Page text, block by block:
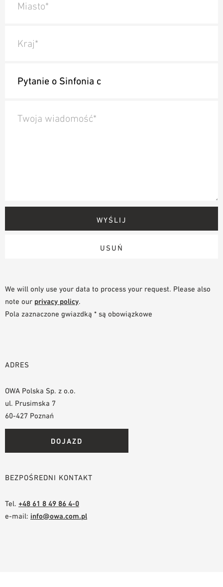
Miasto*
Kraj*
Twoja wiadomość*
We will only use your data to process your request. Please also
note our privacy policy.
Pola zaznaczone gwiazdką * są obowiązkowe
ADRES
OWA Polska Sp. z o.o.
ul. Prusimska 7
60-427 Poznań
DOJAZD
BEZPOŚREDNI KONTAKT
Tel. +48 61 8 49 86 4-0
e-mail: info@owa.com.pl